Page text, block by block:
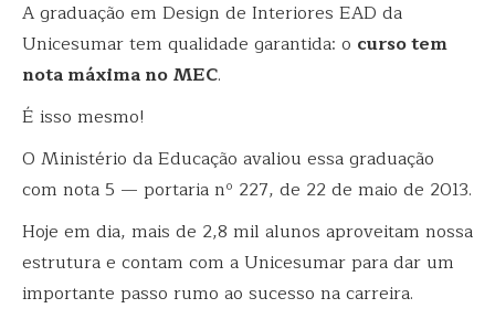
A graduação em Design de Interiores EAD da
Unicesumar tem qualidade garantida: o curso tem
nota máxima no MEC.
É isso mesmo!
O Ministério da Educação avaliou essa graduação
com nota 5 — portaria nº 227, de 22 de maio de 2013.
Hoje em dia, mais de 2,8 mil alunos aproveitam nossa
estrutura e contam com a Unicesumar para dar um
importante passo rumo ao sucesso na carreira.